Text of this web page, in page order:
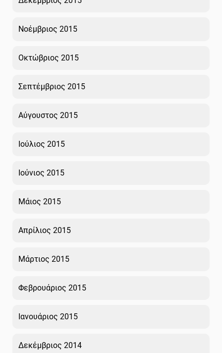
Νοέμβριος 2015
Οκτώβριος 2015
Σεπτέμβριος 2015
Αύγουστος 2015
Ιούλιος 2015
Ιούνιος 2015
Μάιος 2015
Απρίλιος 2015
Μάρτιος 2015
Φεβρουάριος 2015
Ιανουάριος 2015
Δεκέμβριος 2014